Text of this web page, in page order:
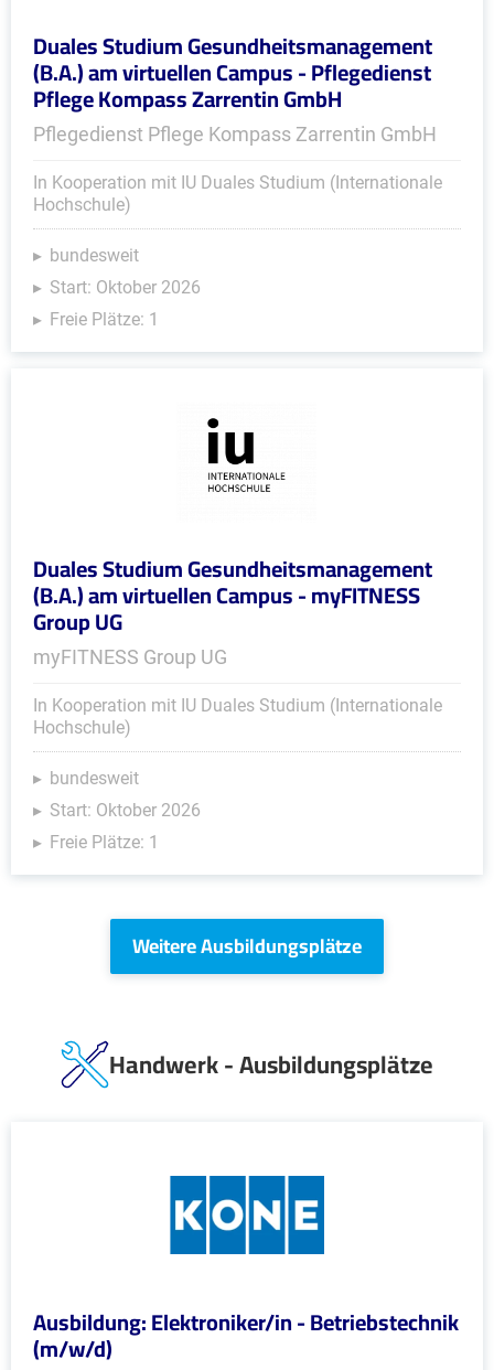
Duales Studium Gesundheitsmanagement
(B.A.) am virtuellen Campus - Pflegedienst
Pflege Kompass Zarrentin GmbH
Pflegedienst Pflege Kompass Zarrentin GmbH
In Kooperation mit IU Duales Studium (Internationale
Hochschule)
bundesweit
Start: Oktober 2026
Freie Plätze: 1
Duales Studium Gesundheitsmanagement
(B.A.) am virtuellen Campus - myFITNESS
Group UG
myFITNESS Group UG
In Kooperation mit IU Duales Studium (Internationale
Hochschule)
bundesweit
Start: Oktober 2026
Freie Plätze: 1
Weitere Ausbildungsplätze
Handwerk - Ausbildungsplätze
Ausbildung: Elektroniker/in - Betriebstechnik
(m/w/d)